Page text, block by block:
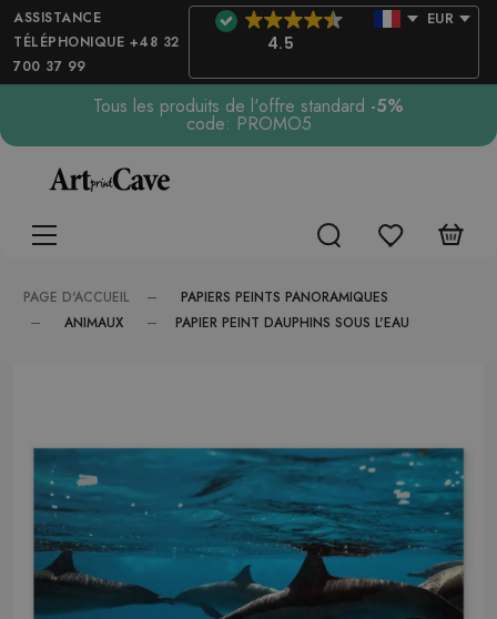
ASSISTANCE
TÉLÉPHONIQUE +48 32
700 37 99
4.5
EUR
Tous les produits de l'offre standard -5%
code: PROMO5
PAGE D'ACCUEIL
PAPIERS PEINTS PANORAMIQUES
ANIMAUX
PAPIER PEINT DAUPHINS SOUS L'EAU